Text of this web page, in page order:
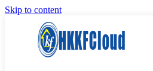
Skip to content